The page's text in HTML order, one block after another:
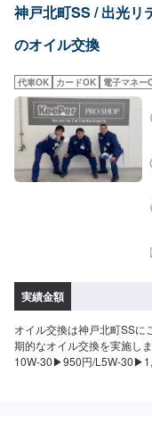
神戸北町SS / 出光リ
のオイル交換
代車OK カードOK 電子マネー
実績金額
オイル交換は神戸北町SSに
期的なオイル交換を実施し
10W-30▶︎950円/L5W-